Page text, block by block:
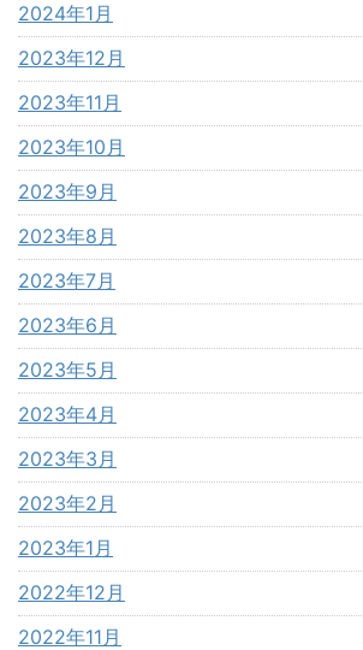
2024年1月
2023年12月
2023年11月
2023年10月
2023年9月
2023年8月
2023年7月
2023年6月
2023年5月
2023年4月
2023年3月
2023年2月
2023年1月
2022年12月
2022年11月